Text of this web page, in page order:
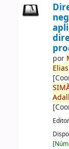
por
Elias
[